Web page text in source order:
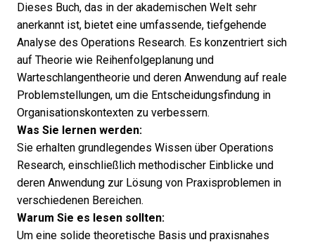
Dieses Buch, das in der akademischen Welt sehr
anerkannt ist, bietet eine umfassende, tiefgehende
Analyse des Operations Research. Es konzentriert sich
auf Theorie wie Reihenfolgeplanung und
Warteschlangentheorie und deren Anwendung auf reale
Problemstellungen, um die Entscheidungsfindung in
Organisationskontexten zu verbessern.
Was Sie lernen werden:
Sie erhalten grundlegendes Wissen über Operations
Research, einschließlich methodischer Einblicke und
deren Anwendung zur Lösung von Praxisproblemen in
verschiedenen Bereichen.
Warum Sie es lesen sollten:
Um eine solide theoretische Basis und praxisnahes